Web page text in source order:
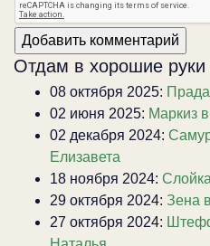
Отдам в хорошие руки
08 октября 2025:
02 июня 2025: Маркиз
02 декабря 2024:
Елизавета
18 ноября 2024:
29 октября 2024: Зена
27 октября 2024: